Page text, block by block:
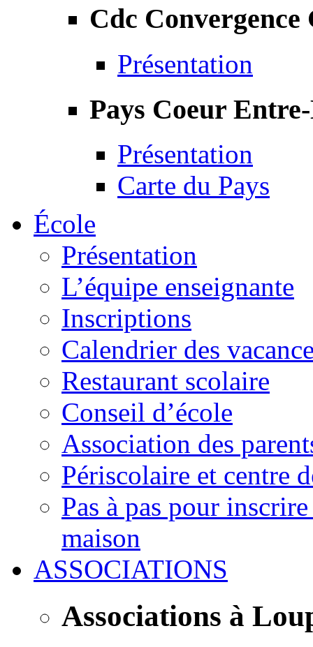
Cdc Convergence
Présentation
Pays Coeur
Présentation
Carte du Pays
École
Présentation
L’équipe enseignante
Inscriptions
Calendrier des
Restaurant scolaire
Conseil d’école
Association des
Périscolaire et centre
Pas à pas pour
maison
ASSOCIATIONS
Associations à